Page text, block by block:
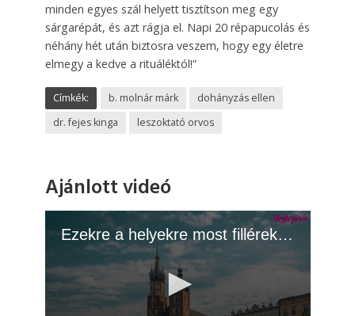
minden egyes szál helyett tisztítson meg egy
sárgarépát, és azt rágja el. Napi 20 répapucolás és
néhány hét után biztosra veszem, hogy egy életre
elmegy a kedve a rituáléktól!”
Címkék: b. molnár márk
dohányzás ellen
dr. fejes kinga
leszoktató orvos
Ajánlott videó
Ezekre a helyekre most fillérekből is eljuthatsz